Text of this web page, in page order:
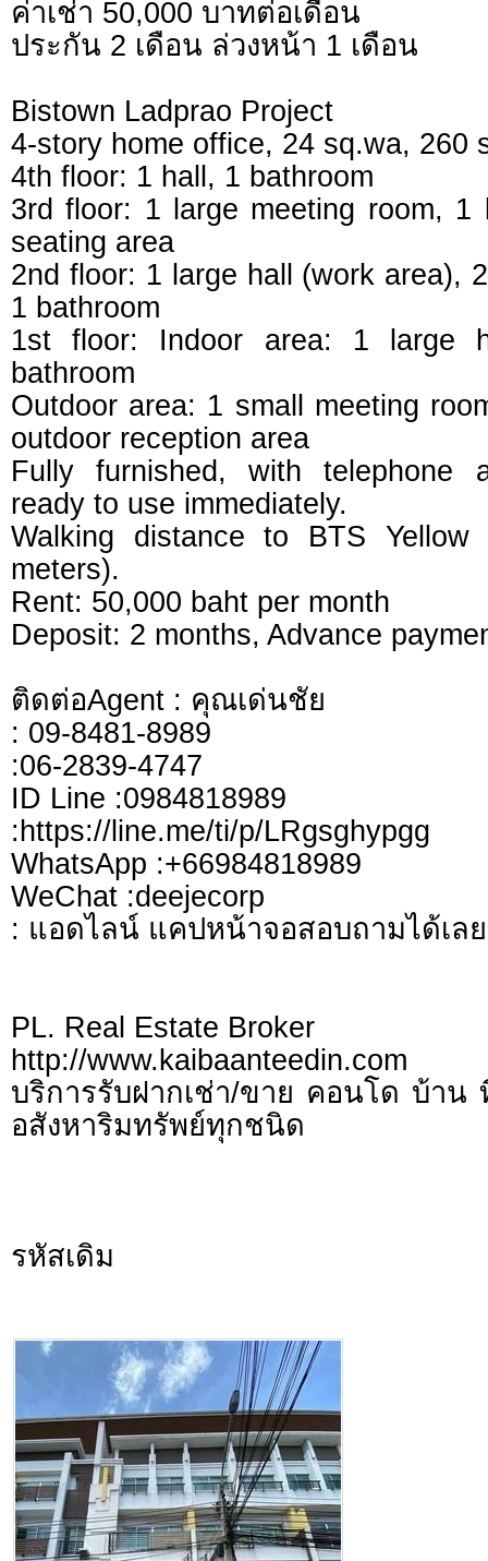
ค่าเช่า 50,000 บาทต่อเดือน
ประกัน 2 เดือน ล่วงหน้า 1 เดือน
Bistown Ladprao Project
4-story home office, 24 sq.wa, 260
4th floor: 1 hall, 1 bathroom
3rd floor: 1 large meeting room, 1
seating area
2nd floor: 1 large hall (work area),
1 bathroom
1st floor: Indoor area: 1 large
bathroom
Outdoor area: 1 small meeting
outdoor reception area
Fully furnished, with telephone
ready to use immediately.
Walking distance to BTS
meters).
Rent: 50,000 baht per month
Deposit: 2 months, Advance
ติดต่อAgent : คุณเด่นชัย
: 09-8481-8989
:06-2839-4747
ID Line :0984818989
:https://line.me/ti/p/LRgsghypgg
WhatsApp :+66984818989
WeChat :deejecorp
: แอดไลน์ แคปหน้าจอสอบถามได้เล
PL. Real Estate Broker
http://www.kaibaanteedin.com
บริการรับฝากเช่า/ขาย คอนโด บ้าน
อสังหาริมทรัพย์ทุกชนิด
รหัสเดิม